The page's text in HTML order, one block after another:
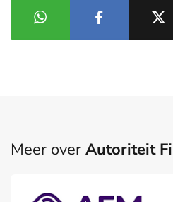
Meer over Autoriteit